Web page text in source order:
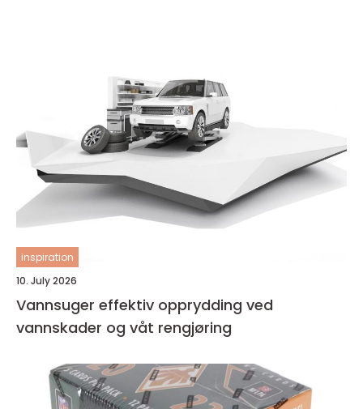
inspiration
10. July 2026
Vannsuger effektiv opprydding ved
vannskader og våt rengjøring